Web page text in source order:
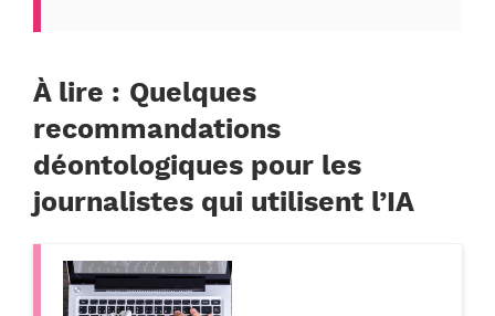
À lire : Quelques
recommandations
déontologiques pour les
journalistes qui utilisent l’IA